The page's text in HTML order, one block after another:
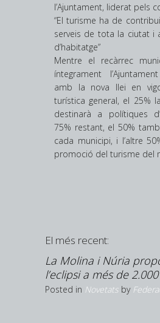
l’Ajuntament, liderat pels
“El turisme ha de
serveis de tota la ciutat i
d’habitatge”
Mentre el recàrrec
íntegrament
amb la nova llei en
turística general, el 25%
destinarà a polítiques
75% restant, el 50%
cada municipi, i l’altre
promoció del turisme del
El més recent:
La Molina i Núria
l’eclipsi a més de
Posted in Novetats by